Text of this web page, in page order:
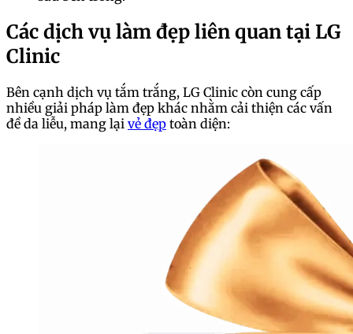
Các dịch vụ làm đẹp liên quan tại LG
Clinic
Bên cạnh dịch vụ tắm trắng, LG Clinic còn cung cấp
nhiều giải pháp làm đẹp khác nhằm cải thiện các vấn
đề da liễu, mang lại vẻ đẹp toàn diện: